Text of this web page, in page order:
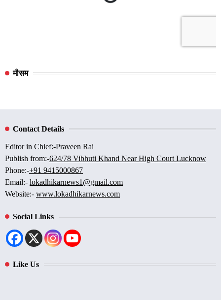
मौसम
Contact Details
Editor in Chief:-Praveen Rai
Publish from:-624/78 Vibhuti Khand Near High Court Lucknow
Phone:-+91 9415000867
Email:- lokadhikarnews1@gmail.com
Website:- www.lokadhikarnews.com
Social Links
Like Us